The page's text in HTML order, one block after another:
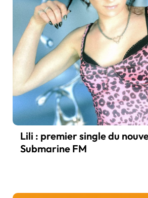
Lili : premier single du
Submarine FM